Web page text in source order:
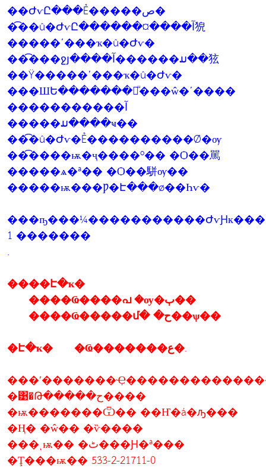
��ԺѵԸ���Ẻ�����ص�
��͡�û�ԺѵԸ������¤����آ㹸
�����ʹ���ҡ�û�Ժѵ�
��͡���ջյ����آ������ມ��㹡
��Ÿ�����ʹ���ҡ�û�Ժѵ�
���ШԵ�������㹡ͧ���ŵ�ʹ����
�����������آ
�����ມ����ҹ��
��͡�û�Ժѵ�Ẻ����������Ǿ�ѹ
��͡����ѭ�ҷ����º�� �Ѻ��駡
�����ѧ�ª�� �Ѻ��駢ѹ��
�����ѭ���Ƿ�Է���ø��Һѵ�
���ҧ���¼�����������ԺѵԨк���ب�ص��ҹ����
1 �������
.
����Է�ҡ�
����Ҩ����പ �ѹ�ٻ��
����Ҩ�����մ� �ح��ѱ��
�Է�ҡ� �Ҩ�������ع�.
�͹�Թ�����ح����
�ѭ�������Ѿ�� ��Ҥ�á�ԡ���
�Ң� �ŵ�� �ѷ����
���ͺѭ�� �ٹ���Ԩ�ª���
�Ţ���ѭ�� 533-2-21711-0